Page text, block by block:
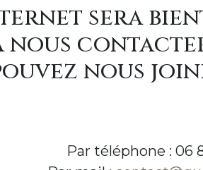
sera
nous
nous
Par téléphone : 06